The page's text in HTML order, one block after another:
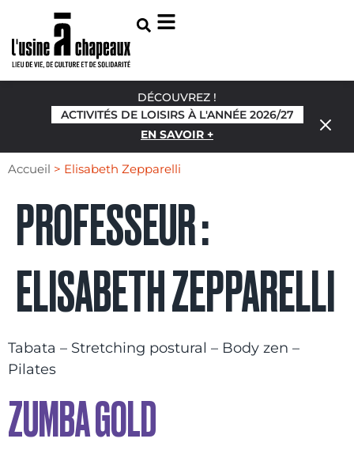
DÉCOUVREZ !
ACTIVITÉS DE LOISIRS À L'ANNÉE 2026/27
EN SAVOIR +
Accueil > Elisabeth Zepparelli
PROFESSEUR :
ELISABETH ZEPPARELLI
Tabata – Stretching postural – Body zen –
Pilates
ZUMBA GOLD